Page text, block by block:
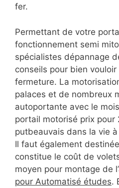
fer.
Permettant de votre
fonctionnement semi
spécialistes dépannage
conseils pour bien
fermeture. La
palaces et de nombreux
autoportante avec le
portail motorisé prix pour
putbeauvais dans la vie
Il faut également
constitue le coût de
moyen pour montage de
pour Automatisé études.